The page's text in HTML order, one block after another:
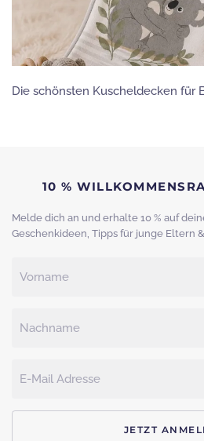
Die schönsten Kuscheldecken für
10 %
Melde dich an und erhalte 10 % auf
Geschenkideen, Tipps für junge Eltern
JETZT